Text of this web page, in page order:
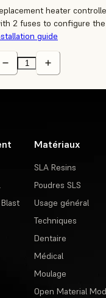
heater
2 fuses to configure the
guide
Matériaux
SLA Resins
Poudres SLS
Usage général
Techniques
Dentaire
Médical
Moulage
Open Material